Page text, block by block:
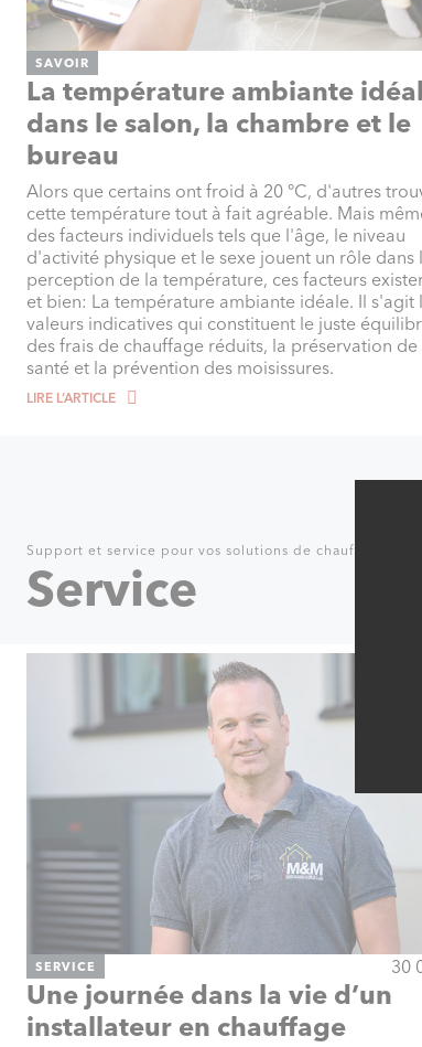
SAVOIR
La température ambiante
dans le salon, la chambre et le
bureau
Alors que certains ont froid à 20 °C, d'autres
cette température tout à fait agréable. Mais
des facteurs individuels tels que l'âge, le niveau
d'activité physique et le sexe jouent un rôle dans
perception de la température, ces facteurs
et bien: La température ambiante idéale. Il s'agit
valeurs indicatives qui constituent le juste
des frais de chauffage réduits, la préservation de
santé et la prévention des moisissures.
LIRE L‘ARTICLE
Support et service pour vos solutions de chauffage
Service
SERVICE 30
Une journée dans la vie d’un
installateur en chauffage